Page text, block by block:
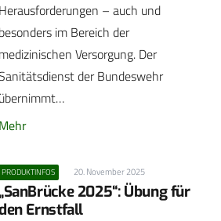
Herausforderungen – auch und
besonders im Bereich der
medizinischen Versorgung. Der
der Bundeswehr
übernimmt…
Mehr
PRODUKTINFOS 20. November 2025
2025“: Übung für
Ernstfall